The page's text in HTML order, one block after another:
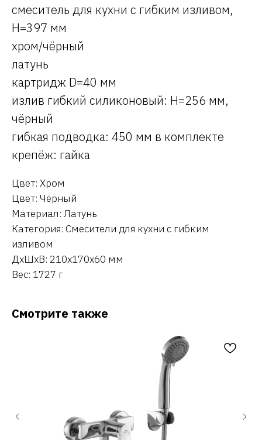
смеситель для кухни с гибким изливом,
H=397 мм
хром/чёрный
латунь
картридж D=40 мм
излив гибкий силиконовый: H=256 мм,
чёрный
гибкая подводка: 450 мм в комплекте
крепёж: гайка
Цвет: Хром
Цвет: Чёрный
Материал: Латунь
Категория: Смесители для кухни с гибким
изливом
ДxШxВ: 210x170x60 мм
Вес: 1727 г
Смотрите также